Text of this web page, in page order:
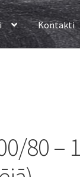
Kontakti
80 –